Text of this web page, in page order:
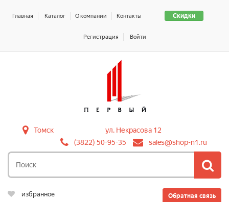
Скидки
Главная Каталог О компании Контакты
Регистрация Войти
Томск
ул. Некрасова 12
(3822) 50-95-35
sales@shop-n1.ru
Обратная связь
избранное